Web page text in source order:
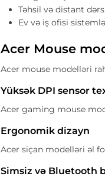
Təhsil və distant
Ev və iş ofisi
Acer Mouse
Acer mouse modelləri
Yüksək DPI sensor
Acer gaming mouse
Ergonomik dizayn
Acer siçan modelləri əl
Simsiz və Bluetooth